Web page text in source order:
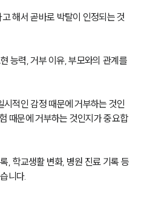
해서 곧바로 박탈이 인정되는 것
능력, 거부 이유, 부모와의 관계를
적인 감정 때문에 거부하는 것인
때문에 거부하는 것인지가 중요합
, 학교생활 변화, 병원 진료 기록 등
니다.